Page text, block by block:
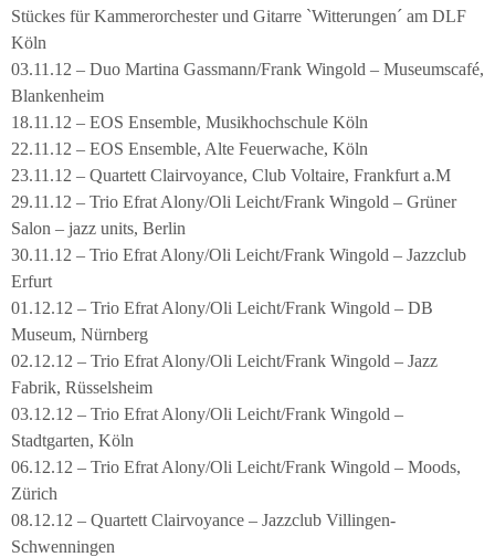
Stückes für Kammerorchester und Gitarre `Witterungen´ am DLF
Köln
03.11.12 – Duo Martina Gassmann/Frank Wingold – Museumscafé,
Blankenheim
18.11.12 – EOS Ensemble, Musikhochschule Köln
22.11.12 – EOS Ensemble, Alte Feuerwache, Köln
23.11.12 – Quartett Clairvoyance, Club Voltaire, Frankfurt a.M
29.11.12 – Trio Efrat Alony/Oli Leicht/Frank Wingold – Grüner
Salon – jazz units, Berlin
30.11.12 – Trio Efrat Alony/Oli Leicht/Frank Wingold – Jazzclub
Erfurt
01.12.12 – Trio Efrat Alony/Oli Leicht/Frank Wingold – DB
Museum, Nürnberg
02.12.12 – Trio Efrat Alony/Oli Leicht/Frank Wingold – Jazz
Fabrik, Rüsselsheim
03.12.12 – Trio Efrat Alony/Oli Leicht/Frank Wingold –
Stadtgarten, Köln
06.12.12 – Trio Efrat Alony/Oli Leicht/Frank Wingold – Moods,
Zürich
08.12.12 – Quartett Clairvoyance – Jazzclub Villingen-
Schwenningen